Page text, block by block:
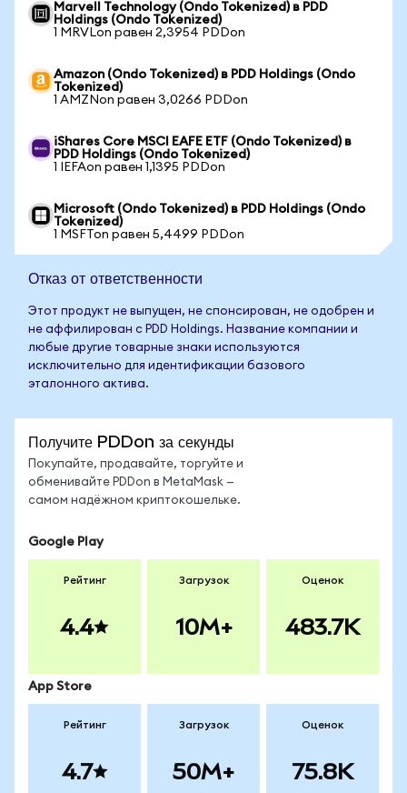
Marvell Technology (Ondo Tokenized) в PDD
Holdings (Ondo Tokenized)
1 MRVLon равен 2,3954 PDDon
Amazon (Ondo Tokenized) в PDD Holdings (Ondo
Tokenized)
1 AMZNon равен 3,0266 PDDon
iShares Core MSCI EAFE ETF (Ondo Tokenized) в
PDD Holdings (Ondo Tokenized)
1 IEFAon равен 1,1395 PDDon
Microsoft (Ondo Tokenized) в PDD Holdings (Ondo
Tokenized)
1 MSFTon равен 5,4499 PDDon
Отказ от ответственности
Этот продукт не выпущен, не спонсирован, не одобрен и
не аффилирован с PDD Holdings. Название компании и
любые другие товарные знаки используются
исключительно для идентификации базового
эталонного актива.
Получите PDDon за секунды
Покупайте, продавайте, торгуйте и
обменивайте PDDon в MetaMask —
самом надёжном криптокошельке.
Google Play
Рейтинг
4.4
Загрузок
10M+
Оценок
483.7K
App Store
Рейтинг
4.7
Загрузок
50M+
Оценок
75.8K